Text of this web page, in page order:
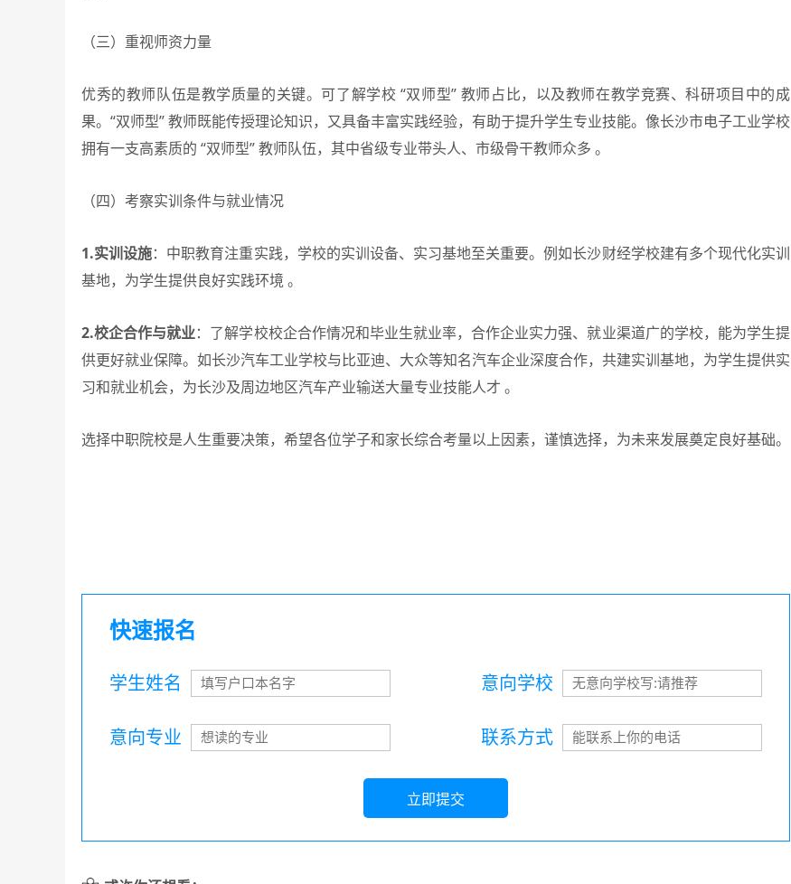
（三）重视师资力量
优秀的教师队伍是教学质量的关键。可了解学校 “双师型” 教师占比，以及教师在教学竞赛、科研项目中的成
果。“双师型” 教师既能传授理论知识，又具备丰富实践经验，有助于提升学生专业技能。像长沙市电子工业学校
拥有一支高素质的 “双师型” 教师队伍，其中省级专业带头人、市级骨干教师众多 。
（四）考察实训条件与就业情况
1.实训设施：中职教育注重实践，学校的实训设备、实习基地至关重要。例如长沙财经学校建有多个现代化实训
基地，为学生提供良好实践环境 。
2.校企合作与就业：了解学校校企合作情况和毕业生就业率，合作企业实力强、就业渠道广的学校，能为学生提
供更好就业保障。如长沙汽车工业学校与比亚迪、大众等知名汽车企业深度合作，共建实训基地，为学生提供实
习和就业机会，为长沙及周边地区汽车产业输送大量专业技能人才 。
选择中职院校是人生重要决策，希望各位学子和家长综合考量以上因素，谨慎选择，为未来发展奠定良好基础。
快速报名
学生姓名 意向学校
意向专业 联系方式
立即提交